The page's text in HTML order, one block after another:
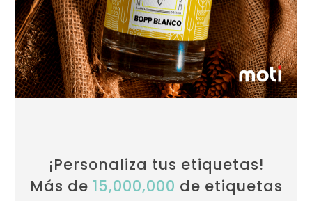
¡Personaliza tus etiquetas!
Más de 15,000,000 de etiquetas